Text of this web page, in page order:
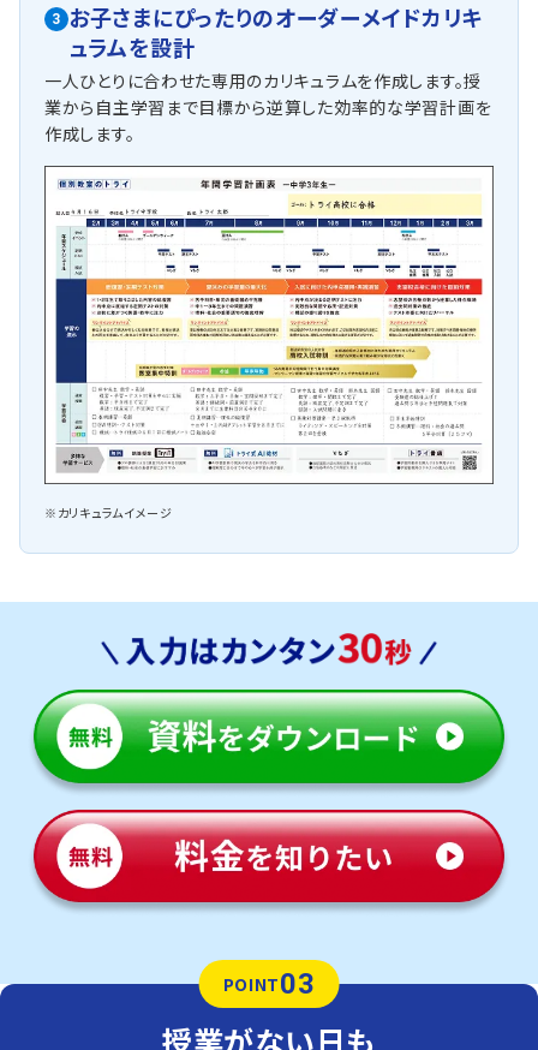
3 お子さまにぴったりのオーダーメイドカリキ
ュラムを設計
一人ひとりに合わせた専用のカリキュラムを作成します。授
業から自主学習まで目標から逆算した効率的な学習計画を
作成します。
※カリキュラムイメージ
POINT03
授業がない日も